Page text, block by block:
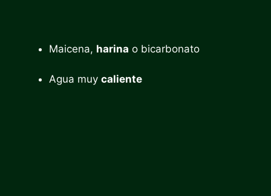
Maicena, harina o bicarbonato
Agua muy caliente